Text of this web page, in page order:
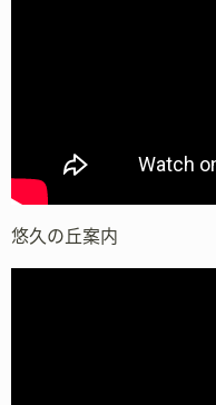
悠久の丘案内